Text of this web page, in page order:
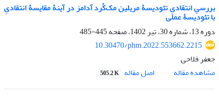
بررسیِ انتقادیِ تئودیسۀ مریلین مک‌کُرد آدامز در آینۀ مقایسۀ انتقادیِ
با تئودیسۀ عملی
دوره 13، شماره 30، تیر 1402، صفحه
445-485
10.30470/phm.2022.553662.2215
جعفر فلاحی
مشاهده مقاله
اصل مقاله 505.2 K